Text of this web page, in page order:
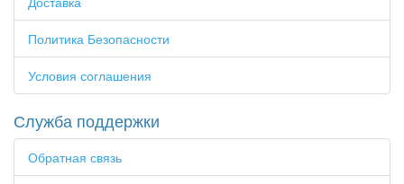
Политика Безопасности
Условия соглашения
Служба поддержки
Обратная связь